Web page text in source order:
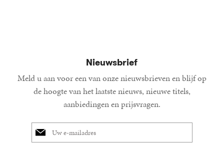
Nieuwsbrief
Meld u aan voor een van onze nieuwsbrieven en blijf op
de hoogte van het laatste nieuws, nieuwe titels,
aanbiedingen en prijsvragen.
E-
mailadres